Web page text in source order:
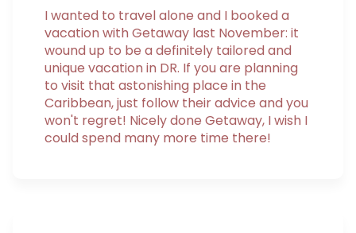
I wanted to travel alone and I booked a
vacation with Getaway last November: it
wound up to be a definitely tailored and
unique vacation in DR. If you are planning
to visit that astonishing place in the
Caribbean, just follow their advice and you
won't regret! Nicely done Getaway, I wish I
could spend many more time there!